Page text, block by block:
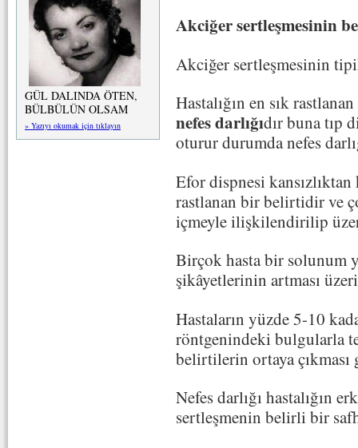
GÜL DALINDA ÖTEN,
BÜLBÜLÜN OLSAM
» Yazıyı okumak için tıklayın
Akciğer sertleşmesinin
Akciğer sertleşmesinin
Hastalığın en sık
nefes darlığıdır buna tıp
oturur durumda nefes
Efor dispnesi
rastlanan bir belirtidir ve
içmeyle ilişkilendirilip
Birçok hasta bir solunum
şikâyetlerinin artması
Hastaların yüzde 5-10
röntgenindeki bulgularla
belirtilerin ortaya
Nefes darlığı hastalığın
sertleşmenin belirli bir